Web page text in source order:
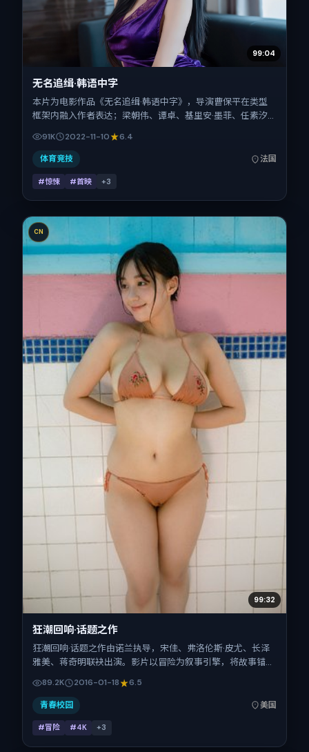
99:04
无名追缉·韩语中字
本片为电影作品《无名追缉·韩语中字》，导演曹保平在类型
框架内融入作者表达；梁朝伟、谭卓、基里安·墨菲、任素汐
景为法国。上映时间 2022年11月10日（公映登记日 2022-11-
10），全片157分钟，节奏张弛有度。
91K 2022-11-10 6.4
体育竞技 法国
#惊悚 #首映 +3
CN
99:32
狂潮回响·话题之作
狂潮回响·话题之作由诺兰执导，宋佳、弗洛伦斯·皮尤、长泽
雅美、蒋奇明联袂出演。影片以冒险为叙事引擎，将故事锚定
2016年1月18日于美国首映（春节档前后），片长171分钟，适
合喜欢强情节与细腻表演的观众。
89.2K 2016-01-18 6.5
青春校园 美国
#冒险 #4K +3